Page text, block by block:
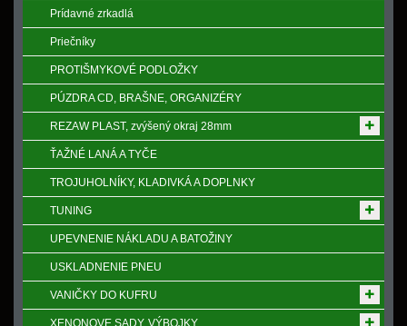
Prídavné zrkadlá
Priečníky
PROTIŠMYKOVÉ PODLOŽKY
PÚZDRA CD, BRAŠNE, ORGANIZÉRY
REZAW PLAST, zvýšený okraj 28mm
ŤAŽNÉ LANÁ A TYČE
TROJUHOLNÍKY, KLADIVKÁ A DOPLNKY
TUNING
UPEVNENIE NÁKLADU A BATOŽINY
USKLADNENIE PNEU
VANIČKY DO KUFRU
XENONOVE SADY, VÝBOJKY